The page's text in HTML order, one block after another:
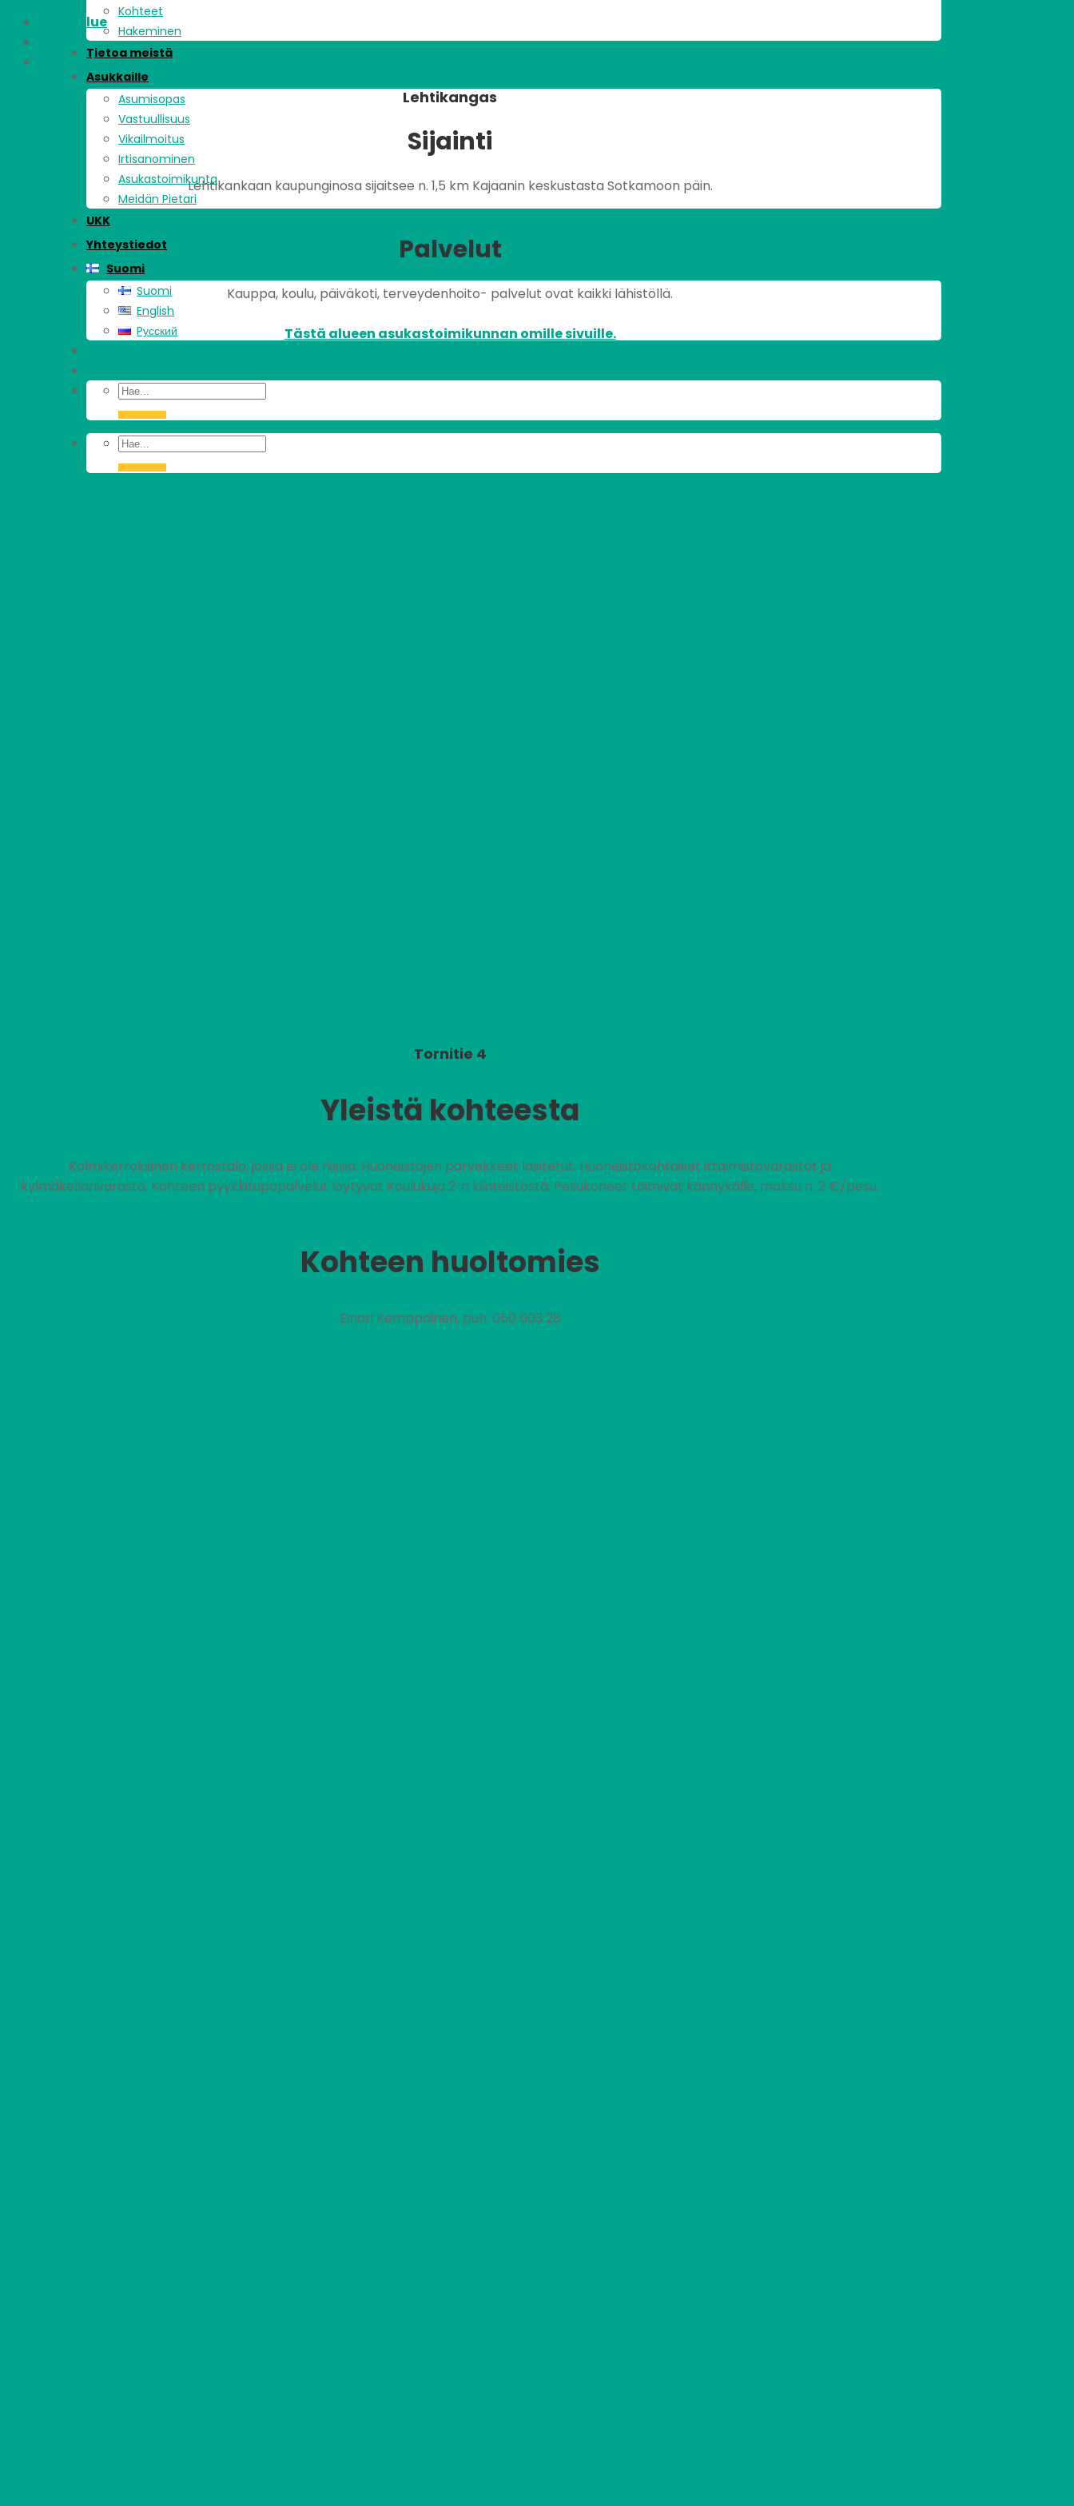
Kohteet
Hakeminen
Tietoa meistä
Asukkaille
Asumisopas
Vastuullisuus
Vikailmoitus
Irtisanominen
Asukastoimikunta
Meidän Pietari
UKK
Yhteystiedot
Suomi
Suomi
English
Pусский
Asuinalue
Asunnot
Lehtikangas
Sijainti
Lehtikankaan kaupunginosa sijaitsee n. 1,5 km Kajaanin keskustasta Sotkamoon päin.
Palvelut
Kauppa, koulu, päiväkoti, terveydenhoito- palvelut ovat kaikki lähistöllä.
Tästä alueen asukastoimikunnan omille sivuille.
Tornitie 4
Yleistä kohteesta
Kolmikerroksinen kerrostalo, jossa ei ole hissiä. Huoneistojen parvekkeet lasitetut. Huoneistokohtaiset irtaimistovarastot ja
kylmäkellarivarasto. Kohteen pyykkitupapalvelut löytyvät Koulukuja 2 :n kiinteistöstä. Pesukoneet toimivat kännykälle, maksu n. 2 €/pesu.
Kohteen huoltomies
Einari Kemppainen, puh. 050 603 28